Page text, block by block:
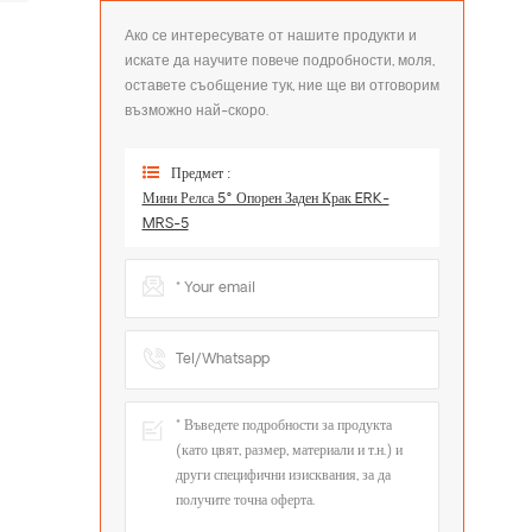
Ако се интересувате от нашите продукти и
искате да научите повече подробности, моля,
оставете съобщение тук, ние ще ви отговорим
възможно най-скоро.
Предмет :
Мини Релса 5° Опорен Заден Крак ERK-
MRS-5